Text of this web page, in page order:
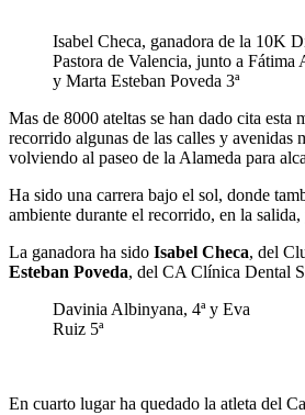
Isabel Checa, ganadora de la 10K
Pastora de Valencia, junto a Fátima
y Marta Esteban Poveda 3ª
Mas de 8000 ateltas se han dado cita
recorrido algunas de las calles y avenidas
volviendo al paseo de la Alameda para
Ha sido una carrera bajo el sol, donde
ambiente durante el recorrido, en la salida,
La ganadora ha sido Isabel Checa, del
Esteban Poveda, del CA Clínica Dental
Davinia Albinyana, 4ª y Eva
Ruiz 5ª
En cuarto lugar ha quedado la atleta del